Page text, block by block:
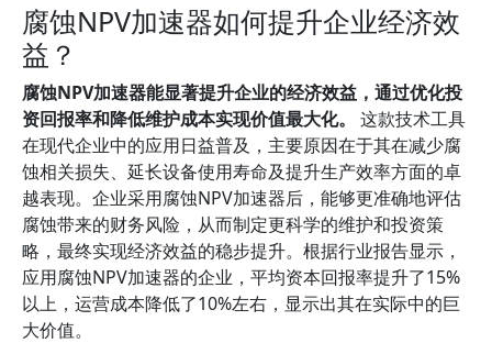
腐蚀NPV加速器如何提升企业经济效
益？
腐蚀NPV加速器能显著提升企业的经济效益，通过优化投
资回报率和降低维护成本实现价值最大化。
这款技术工具
在现代企业中的应用日益普及，主要原因在于其在减少腐
蚀相关损失、延长设备使用寿命及提升生产效率方面的卓
越表现。企业采用腐蚀NPV加速器后，能够更准确地评估
腐蚀带来的财务风险，从而制定更科学的维护和投资策
略，最终实现经济效益的稳步提升。根据行业报告显示，
应用腐蚀NPV加速器的企业，平均资本回报率提升了15%
以上，运营成本降低了10%左右，显示出其在实际中的巨
大价值。